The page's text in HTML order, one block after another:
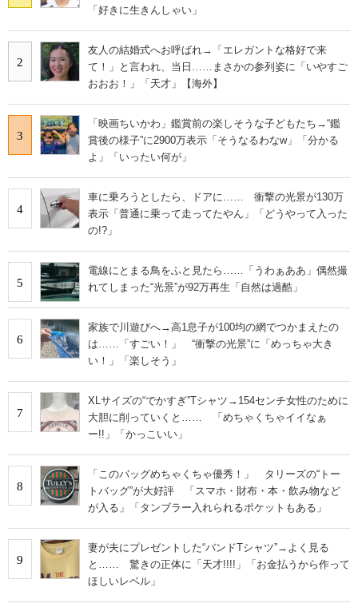
「好きに生きんしゃい」
2
友人の結婚式へお呼ばれ→「エレガントな格好で来
て！」と言われ、当日……まさかの参列姿に「いやすご
おおお！」「天才」【海外】
3
「映画ちいかわ」鑑賞前の楽しそうな子どもたち→“鑑
賞後の様子”に2900万表示「そうなるわなw」「分かる
よ」「いったい何が」
4
車に乗ろうとしたら、ドアに…… 衝撃の光景が130万
表示「普通に乗って走ってたやん」「どうやって入った
の!?」
5
電線にとまる鳥をふと見たら……「うわぁああ」偶然撮
れてしまった“光景”が92万再生「自然は過酷」
6
家族で川遊びへ→高1息子が100均の網でつかまえたの
は……「すごい！」 “衝撃の光景”に「めっちゃ大き
い！」「楽しそう」
7
XLサイズの“でかすぎ”Tシャツ→154センチ女性のために
大胆に削っていくと…… 「めちゃくちゃイイなぁ
ー!!」「かっこいい」
8
「このバッグめちゃくちゃ優秀！」 タリーズの“トー
トバッグ”が大好評 「スマホ・財布・本・飲み物など
が入る」「タンブラー入れられるポケットもある」
9
妻が夫にプレゼントした“バンドTシャツ”→よく見る
と…… 驚きの正体に「天才!!!!」「お金払うから作って
ほしいレベル」